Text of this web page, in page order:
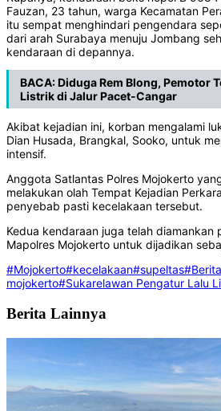
Fauzan, 23 tahun, warga Kecamatan
itu sempat menghindari pengendara
dari arah Surabaya menuju Jombang
kendaraan di depannya.
BACA:Diduga Rem Blong, Pemotor
Listrik di Jalur Pacet-Cangar
Akibat kejadian ini, korban mengalami
Dian Husada, Brangkal, Sooko, untuk
intensif.
Anggota Satlantas Polres Mojokerto
melakukan olah Tempat Kejadian
penyebab pasti kecelakaan tersebut.
Kedua kendaraan juga telah
Mapolres Mojokerto untuk dijadikan
#Mojokerto#kecelakaan#supeltas
mojokerto#Sukarelawan Pengatur Lalu
Berita Lainnya